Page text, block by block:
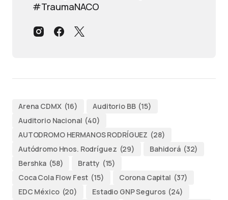
#TraumaNACO
Arena CDMX (16) Auditorio BB (15)
Auditorio Nacional (40)
AUTODROMO HERMANOS RODRÍGUEZ (28)
Autódromo Hnos. Rodríguez (29) Bahidorá (32)
Bershka (58) Bratty (15)
Coca Cola Flow Fest (15) Corona Capital (37)
EDC México (20) Estadio GNP Seguros (24)